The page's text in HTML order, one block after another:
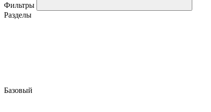
Фильтры
Разделы
Базовый